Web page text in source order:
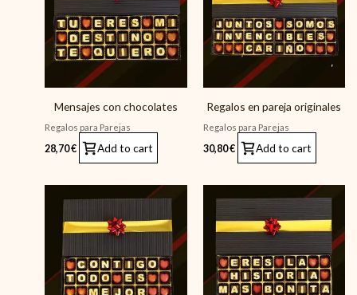
Mensajes con chocolates
Regalos para Parejas
28,70€ Add to cart
Regalos en pareja originales
Regalos para Parejas
30,80€ Add to cart